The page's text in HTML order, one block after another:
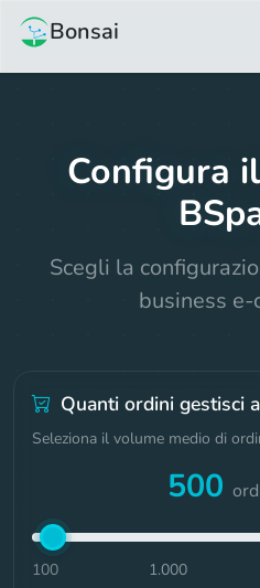
Bonsai
Configura
Scegli la
business e-
Quanti ordini gestisci
Seleziona il volume medio di
500
100 1.000